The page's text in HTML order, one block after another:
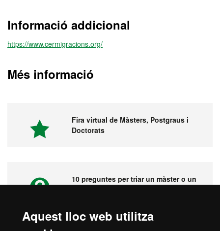
Aquest lloc web utilitza
Informació addicional
https://www.cermigracions.org/
Més informació
Fira virtual de Màsters, Postgraus i
Doctorats
10 preguntes per triar un màster o un